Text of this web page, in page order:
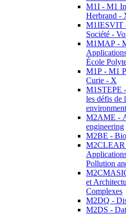
M1I - M1
Herbrand -
M1IESVIT
Société -
M1MAP -
École
M1P - M1
Curie - X
M1STEPE
les défis de
M2AME -
engineering
M2BE -
M2CLEAR
Pollution
et
Complexes
M2DQ -
M2DS -